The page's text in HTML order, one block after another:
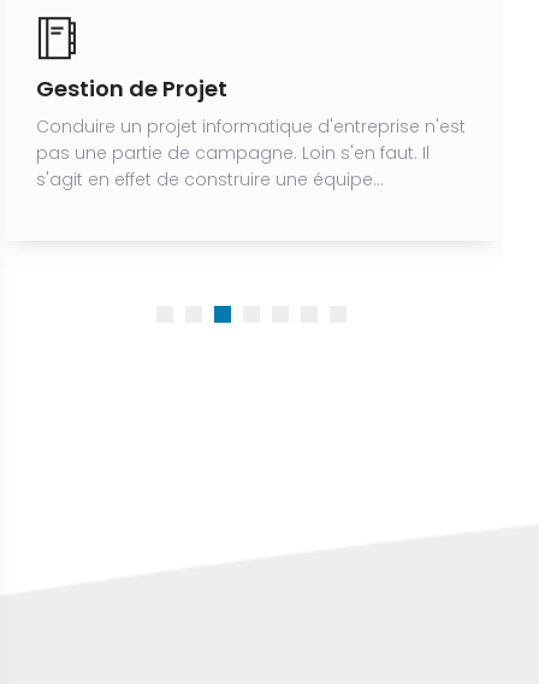
Cyber Sécurité
Nous pouvons vous aider à proteger et sécuriser
vos données contre: Espionnage, vol de données
sensibles chiffrées, fraude, sabotage,